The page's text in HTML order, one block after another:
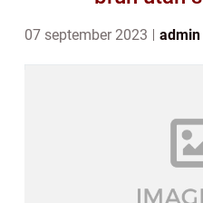
07 september 2023 admin